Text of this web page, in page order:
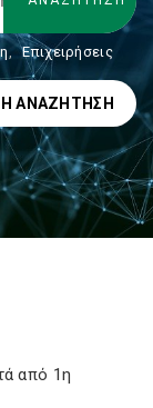
, Επιχειρήσεις
ΑΝΑΖΉΤΗΣΗ
από 1η